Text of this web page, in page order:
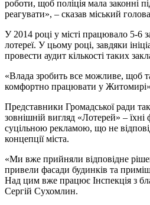
роботи, щоб поліція мала законні
реагувати», – сказав міський
У 2014 році у місті працювало 5-6
лотереї. У цьому році, завдяки
провести аудит кількості таких
«Влада зробить все можливе, щоб
комфортно працювати у
Представники Громадської ради
зовнішній вигляд «Лотерей» – їхні
суцільною рекламою, що не
концепції міста.
«Ми вже прийняли відповідне
привели фасади будинків та
Над цим вже працює Інспекція з
Сергій Сухомлин.